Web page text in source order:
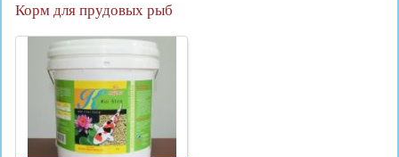
Корм для прудовых рыб